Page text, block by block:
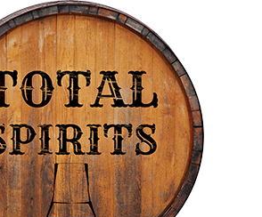
estan en stock. Despachamos a todo Chile.
|
Bushmills
Cask